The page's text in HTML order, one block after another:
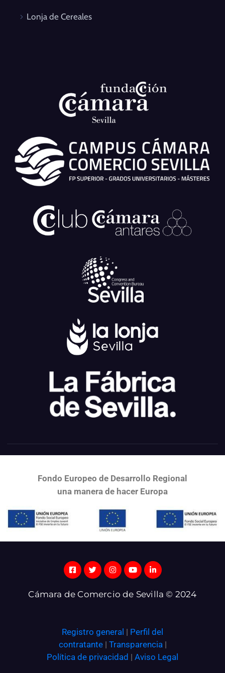
Lonja de Cereales
Fondo Europeo de Desarrollo Regional
una manera de hacer Europa
Cámara de Comercio de Sevilla © 2024
Registro general | Perfil del
contratante| Transparencia |
Política de privacidad | Aviso Legal